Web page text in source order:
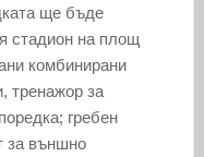
ще бъде
стадион на площ
комбинирани
тренажор за
гребен
за външно